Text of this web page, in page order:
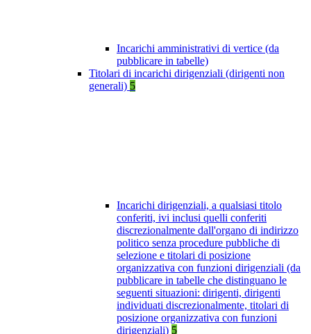
Incarichi amministrativi di vertice (da
pubblicare in tabelle)
Titolari di incarichi dirigenziali (dirigenti non
generali) 5
Incarichi dirigenziali, a qualsiasi titolo
conferiti, ivi inclusi quelli conferiti
discrezionalmente dall'organo di indirizzo
politico senza procedure pubbliche di
selezione e titolari di posizione
organizzativa con funzioni dirigenziali (da
pubblicare in tabelle che distinguano le
seguenti situazioni: dirigenti, dirigenti
individuati discrezionalmente, titolari di
posizione organizzativa con funzioni
dirigenziali) 5